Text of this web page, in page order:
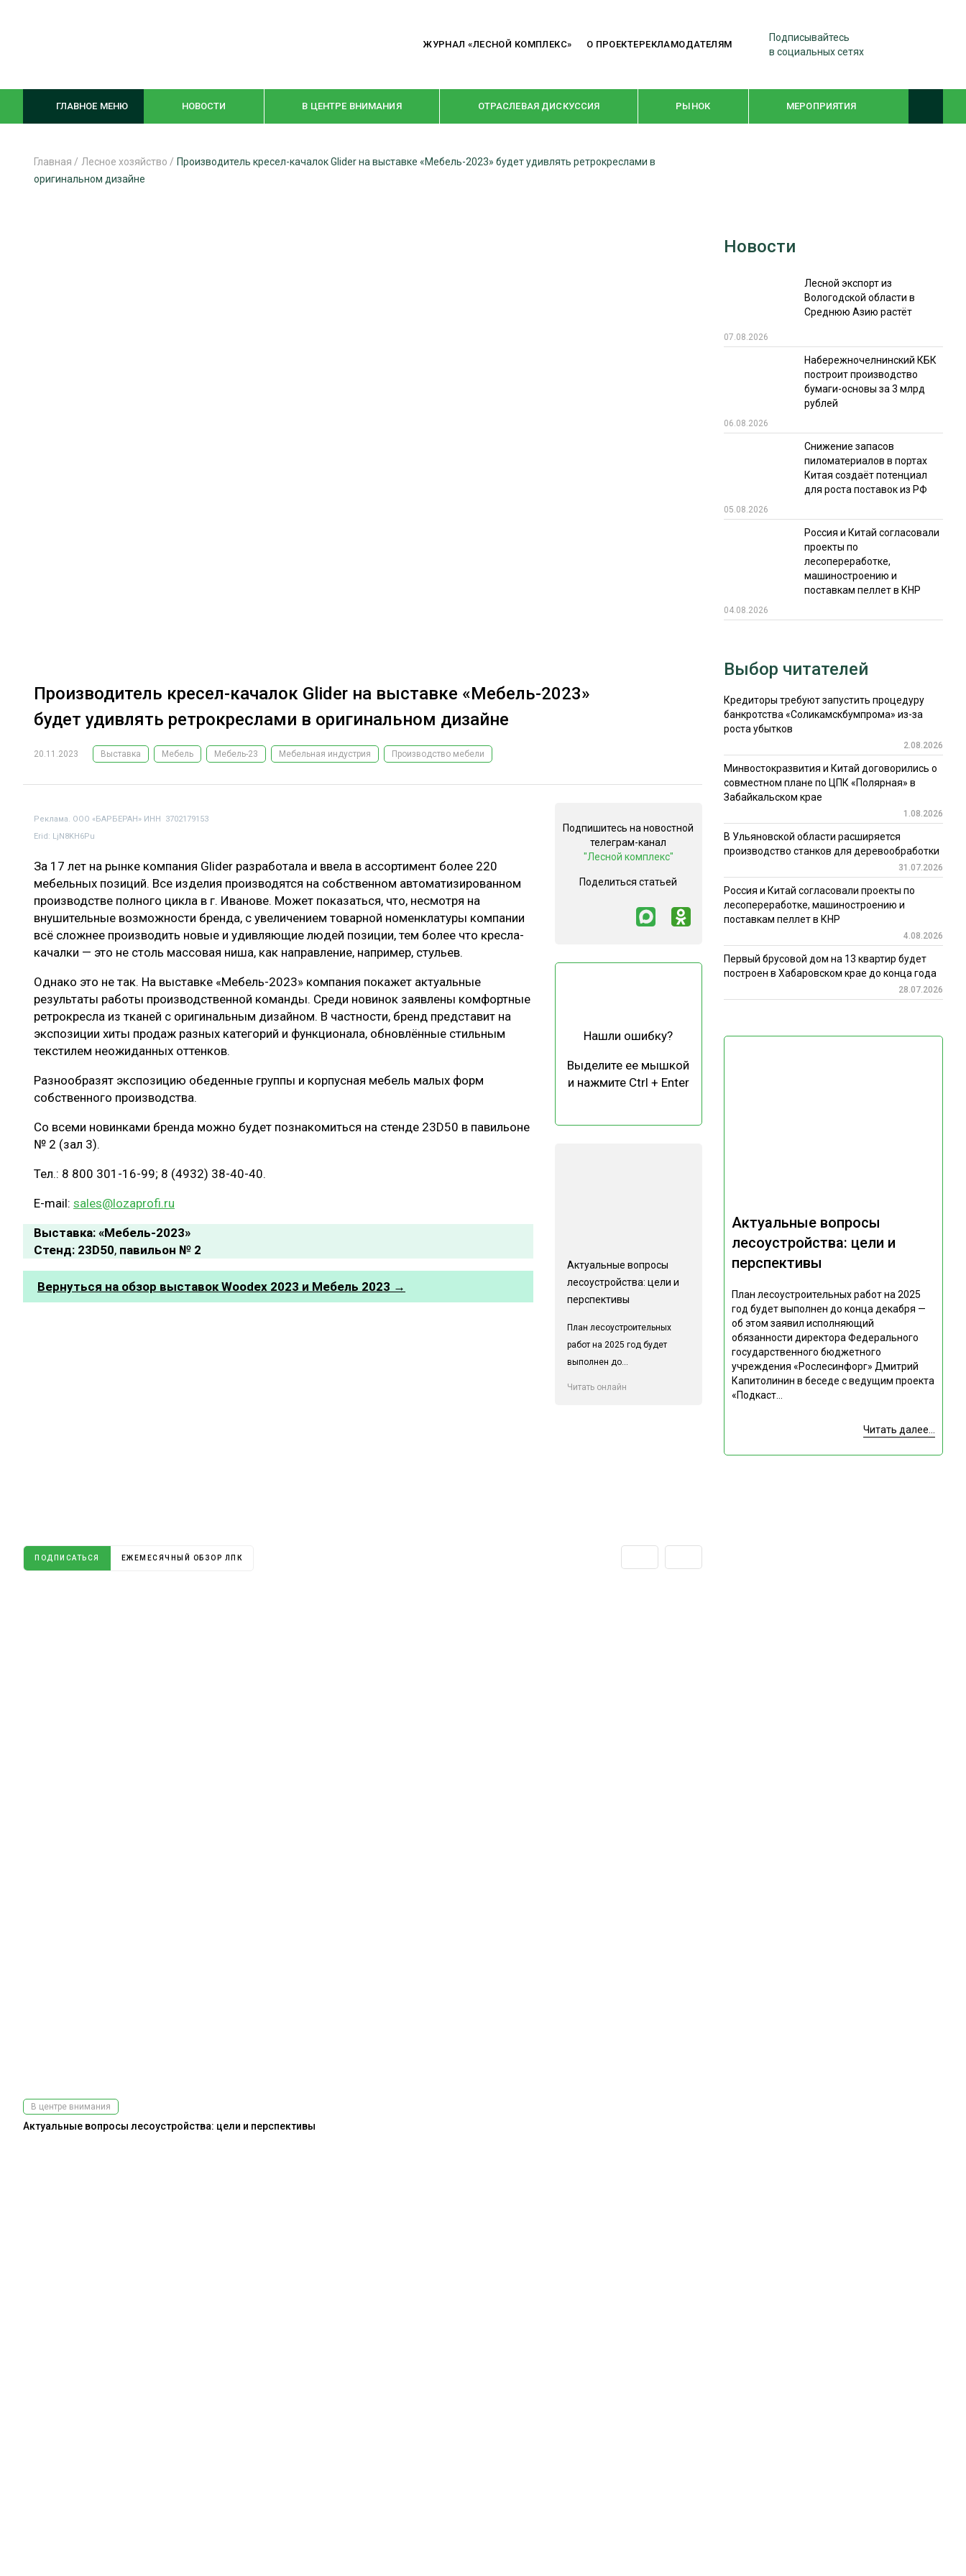
ЖУРНАЛ «ЛЕСНОЙ КОМПЛЕКС» О ПРОЕКТЕРЕКЛАМОДАТЕЛЯМ
Подписывайтесь
в социальных сетях
ГЛАВНОЕ МЕНЮ НОВОСТИ В ЦЕНТРЕ ВНИМАНИЯ ОТРАСЛЕВАЯ ДИСКУССИЯ РЫНОК МЕРОПРИЯТИЯ
РУБРИКИ
РЫНКИ СБЫТА
ИТОГИ МЕРОПРИЯТИЙ
Главная / Лесное хозяйство / Производитель кресел-качалок Glider на выставке «Мебель-2023» будет удивлять ретрокреслами в
оригинальном дизайне
Производитель кресел-качалок Glider на выставке «Мебель-2023»
будет удивлять ретрокреслами в оригинальном дизайне
20.11.2023 Выставка Мебель Мебель-23 Мебельная индустрия Производство мебели
Реклама. ООО «БАРБЕРАН» ИНН 3702179153
Erid: LjN8KH6Pu
За 17 лет на рынке компания Glider разработала и ввела в ассортимент более 220
мебельных позиций. Все изделия производятся на собственном автоматизированном
производстве полного цикла в г. Иванове. Может показаться, что, несмотря на
внушительные возможности бренда, с увеличением товарной номенклатуры компании
всё сложнее производить новые и удивляющие людей позиции, тем более что кресла-
качалки — это не столь массовая ниша, как направление, например, стульев.
Однако это не так. На выставке «Мебель-2023» компания покажет актуальные
результаты работы производственной команды. Среди новинок заявлены комфортные
ретрокресла из тканей с оригинальным дизайном. В частности, бренд представит на
экспозиции хиты продаж разных категорий и функционала, обновлённые стильным
текстилем неожиданных оттенков.
Разнообразят экспозицию обеденные группы и корпусная мебель малых форм
собственного производства.
Со всеми новинками бренда можно будет познакомиться на стенде 23D50 в павильоне
№ 2 (зал 3).
Тел.: 8 800 301-16-99; 8 (4932) 38-40-40.
E-mail: sales@lozaprofi.ru
Выставка: «Мебель-2023»
Стенд: 23D50, павильон № 2
Вернуться на обзор выставок Woodex 2023 и Мебель 2023 →
Подпишитесь на новостной
телеграм-канал
"Лесной комплекс"
Поделиться статьей
Нашли ошибку?
Выделите ее мышкой
и нажмите Ctrl + Enter
Актуальные вопросы
лесоустройства: цели и
перспективы
План лесоустроительных
работ на 2025 год будет
выполнен до...
Читать онлайн
Новости
Лесной экспорт из
Вологодской области в
Среднюю Азию растёт
07.08.2026
Набережночелнинский КБК
построит производство
бумаги-основы за 3 млрд
рублей
06.08.2026
Снижение запасов
пиломатериалов в портах
Китая создаёт потенциал
для роста поставок из РФ
05.08.2026
Россия и Китай согласовали
проекты по
лесопереработке,
машиностроению и
поставкам пеллет в КНР
04.08.2026
Актуальные вопросы
лесоустройства: цели и
перспективы
План лесоустроительных работ на 2025
год будет выполнен до конца декабря —
об этом заявил исполняющий
обязанности директора Федерального
государственного бюджетного
учреждения «Рослесинфорг» Дмитрий
Капитолинин в беседе с ведущим проекта
«Подкаст...
Читать далее...
ПОДПИСАТЬСЯ ЕЖЕМЕСЯЧНЫЙ ОБЗОР ЛПК
В центре внимания
Актуальные вопросы лесоустройства: цели и перспективы
Выбор читателей
Кредиторы требуют запустить процедуру
банкротства «Соликамскбумпрома» из-за
роста убытков
2.08.2026
Минвостокразвития и Китай договорились о
совместном плане по ЦПК «Полярная» в
Забайкальском крае
1.08.2026
В Ульяновской области расширяется
производство станков для деревообработки
31.07.2026
Россия и Китай согласовали проекты по
лесопереработке, машиностроению и
поставкам пеллет в КНР
4.08.2026
Первый брусовой дом на 13 квартир будет
построен в Хабаровском крае до конца года
28.07.2026